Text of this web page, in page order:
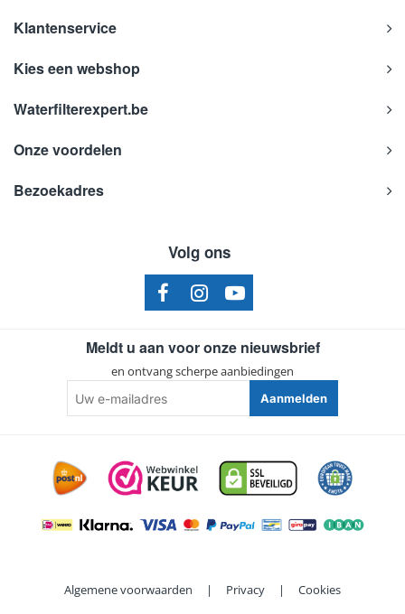
Klantenservice
Kies een webshop
Waterfilterexpert.be
Onze voordelen
Bezoekadres
Volg ons
Meldt u aan voor onze nieuwsbrief
en ontvang scherpe aanbiedingen
e-
mailadres
Aanmelden
Algemene voorwaarden | Privacy | Cookies